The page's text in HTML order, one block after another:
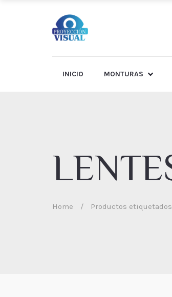
INICIO MONTURAS
Home / Productos etiquetados